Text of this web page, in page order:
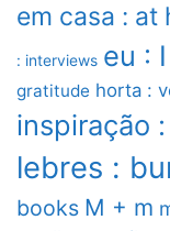
em casa : at
: interviews eu : I
gratitude horta :
inspiração
lebres :
books M + m